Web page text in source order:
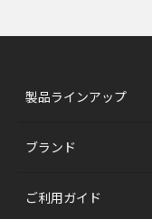
製品ラインアップ
ブランド
ご利用ガイド